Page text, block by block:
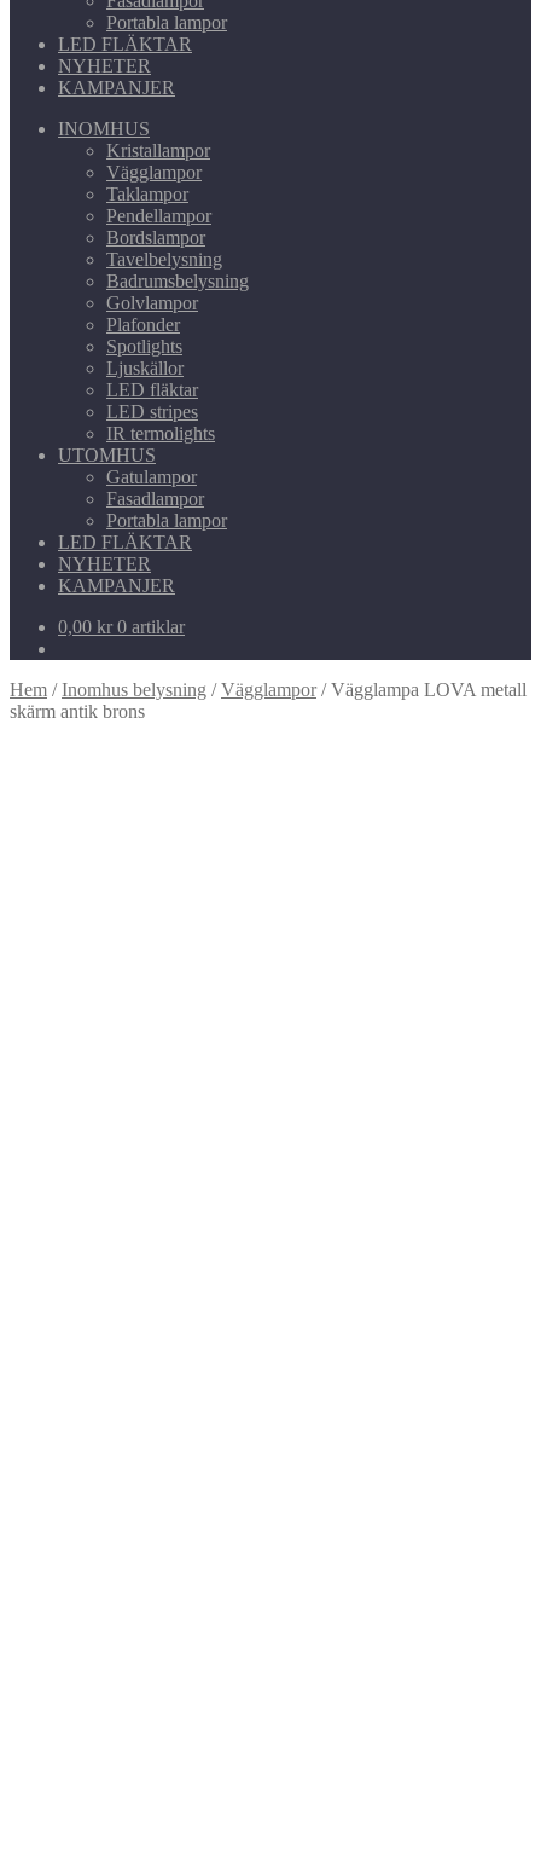
Portabla lampor
LED FLÄKTAR
NYHETER
KAMPANJER
INOMHUS
Kristallampor
Vägglampor
Taklampor
Pendellampor
Bordslampor
Tavelbelysning
Badrumsbelysning
Golvlampor
Plafonder
Spotlights
Ljuskällor
LED fläktar
LED stripes
IR termolights
UTOMHUS
Gatulampor
Fasadlampor
Portabla lampor
LED FLÄKTAR
NYHETER
KAMPANJER
0,00 kr 0 artiklar
Hem /Inomhus belysning /Vägglampor/Vägglampa LOVA metall
skärm antik brons